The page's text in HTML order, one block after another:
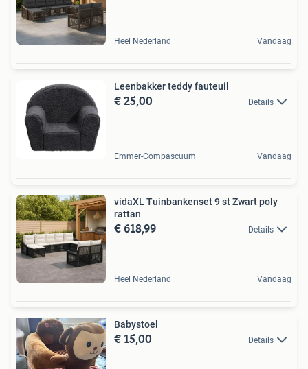
Heel Nederland Vandaag
Leenbakker teddy fauteuil
€ 25,00 Details
Emmer-Compascuum Vandaag
vidaXL Tuinbankenset 9 st Zwart poly
rattan
€ 618,99 Details
Heel Nederland Vandaag
Babystoel
€ 15,00 Details